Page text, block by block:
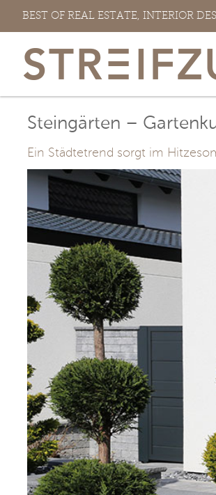
Zum
springen
BEST OF REAL ESTATE, INTERIOR
Steingärten –
Ein Städtetrend sorgt im
View
Larger
Image